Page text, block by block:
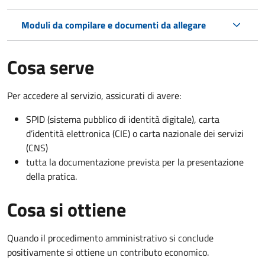
Moduli da compilare e documenti da allegare
Cosa serve
Per accedere al servizio, assicurati di avere:
SPID (sistema pubblico di identità digitale), carta
d’identità elettronica (CIE) o carta nazionale dei servizi
(CNS)
tutta la documentazione prevista per la presentazione
della pratica.
Cosa si ottiene
Quando il procedimento amministrativo si conclude
positivamente si ottiene un contributo economico.